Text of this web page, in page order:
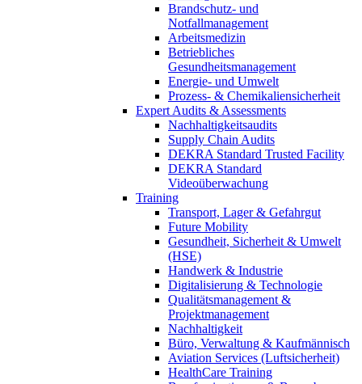
Brandschutz- und
Notfallmanagement
Arbeitsmedizin
Betriebliches
Gesundheitsmanagement
Energie- und Umwelt
Prozess- & Chemikaliensicherheit
Expert Audits & Assessments
Nachhaltigkeitsaudits
Supply Chain Audits
DEKRA Standard Trusted Facility
DEKRA Standard
Videoüberwachung
Training
Transport, Lager & Gefahrgut
Future Mobility
Gesundheit, Sicherheit & Umwelt
(HSE)
Handwerk & Industrie
Digitalisierung & Technologie
Qualitätsmanagement &
Projektmanagement
Nachhaltigkeit
Büro, Verwaltung & Kaufmännisch
Aviation Services (Luftsicherheit)
HealthCare Training